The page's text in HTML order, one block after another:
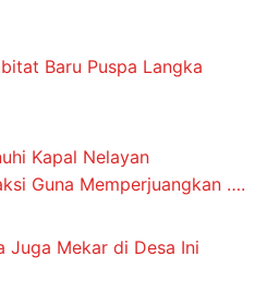
Baru Puspa Langka
Kapal Nelayan
Guna Memperjuangkan ….
Juga Mekar di Desa Ini